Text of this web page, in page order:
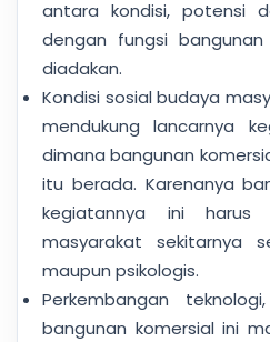
antara kondisi, potensi
dengan fungsi
diadakan.
Kondisi sosial budaya
mendukung lancarnya
dimana bangunan
itu berada. Karenanya
kegiatannya ini
masyarakat sekitarnya
maupun psikologis.
Perkembangan
bangunan komersial ini